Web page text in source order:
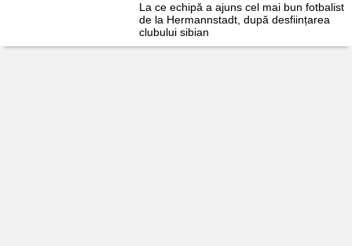
La ce echipă a ajuns cel mai bun fotbalist
de la Hermannstadt, după desființarea
clubului sibian